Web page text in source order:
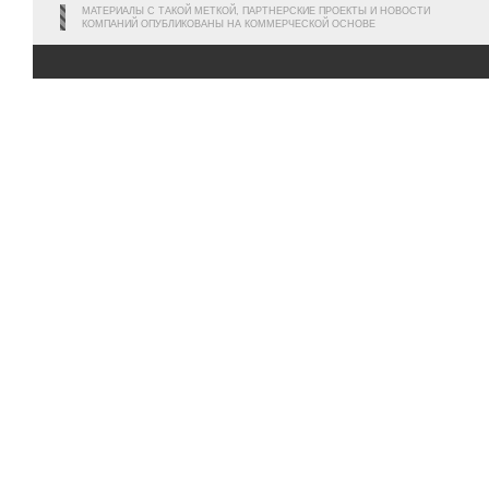
МАТЕРИАЛЫ С ТАКОЙ МЕТКОЙ, ПАРТНЕРСКИЕ ПРОЕКТЫ И НОВОСТИ
КОМПАНИЙ ОПУБЛИКОВАНЫ НА КОММЕРЧЕСКОЙ ОСНОВЕ